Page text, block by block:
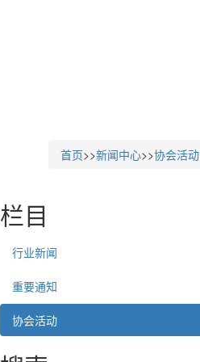
首页>>新闻中心>>协会活动
栏目
行业新闻
重要通知
协会活动